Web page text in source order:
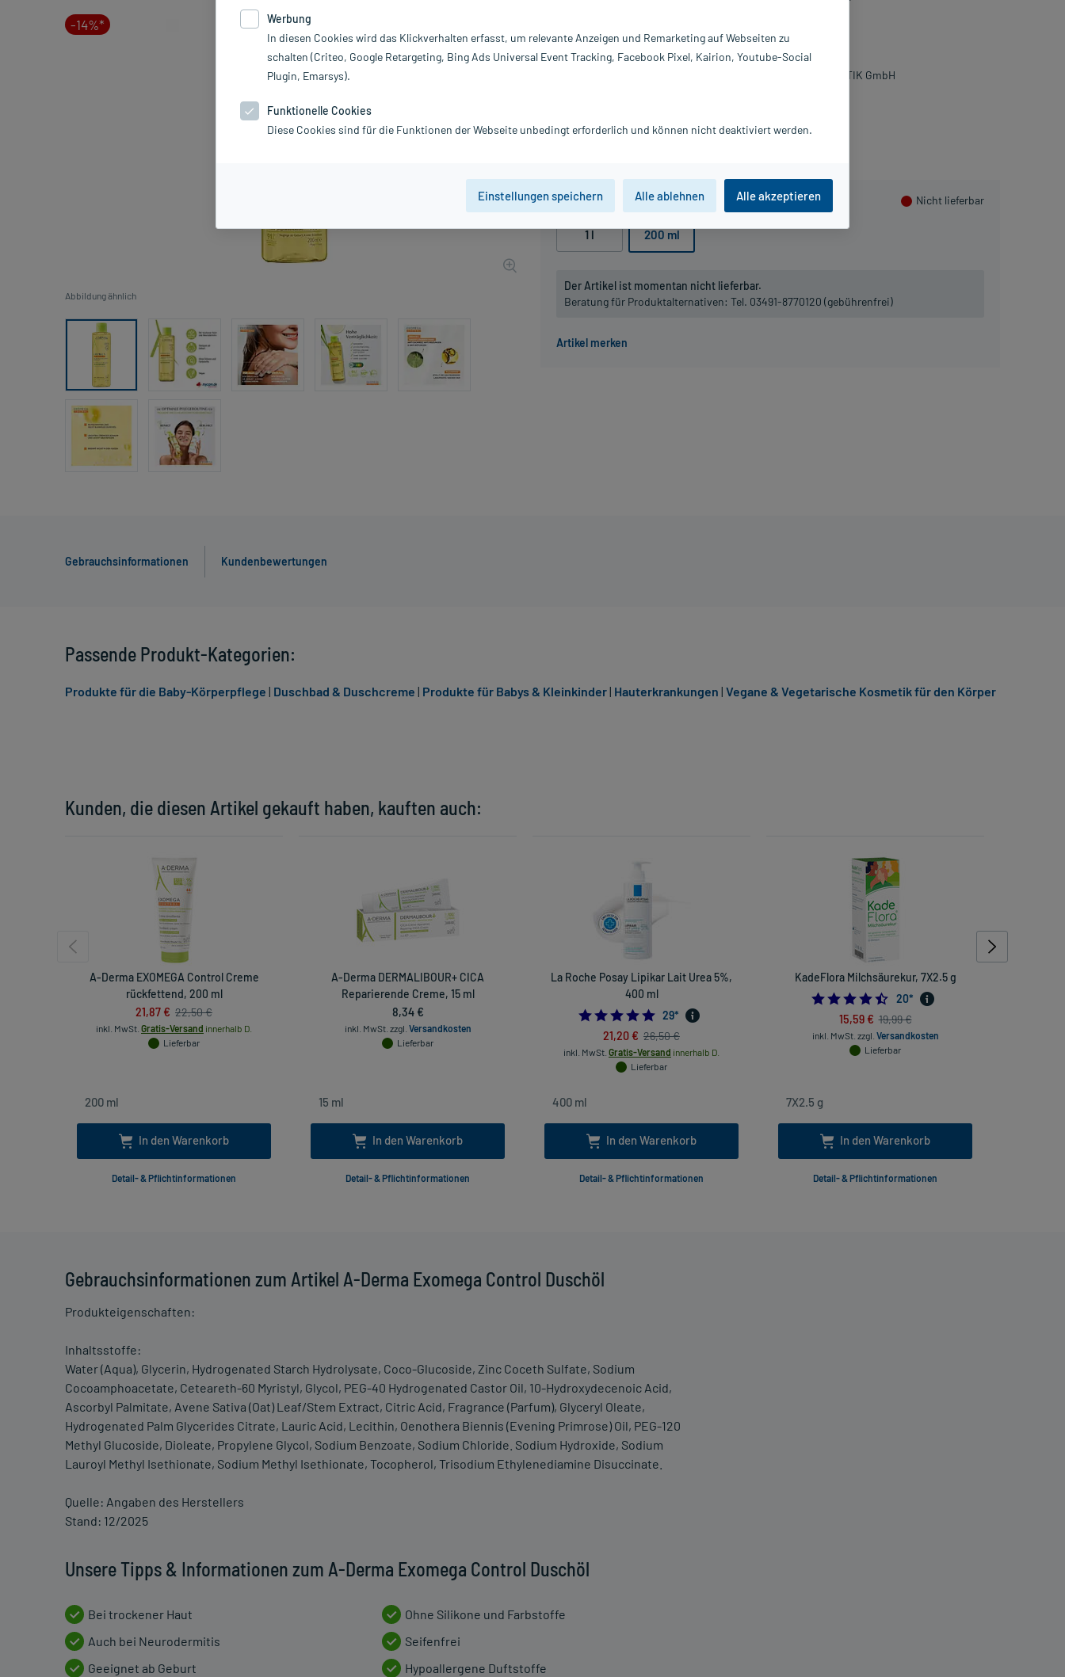
-14%*
Abbildung ähnlich
Packungseinheit Nicht lieferbar
1 l 200 ml
Der Artikel ist momentan nicht lieferbar.
Beratung für Produktalternativen: Tel. 03491-8770120 (gebührenfrei)
Inhalt:
200 ml
PZN:
18723644
PIERRE FABRE DERMO KOSMETIK GmbH
Gebrauchsinformationen Kundenbewertungen
Gebrauchsinformationen zum Artikel A-Derma Exomega Control Duschöl
Produkteigenschaften:
Inhaltsstoffe:
Water (Aqua), Glycerin, Hydrogenated Starch Hydrolysate, Coco-Glucoside, Zinc Coceth Sulfate, Sodium
Cocoamphoacetate, Ceteareth-60 Myristyl, Glycol, PEG-40 Hydrogenated Castor Oil, 10-Hydroxydecenoic Acid,
Ascorbyl Palmitate, Avene Sativa (Oat) Leaf/Stem Extract, Citric Acid, Fragrance (Parfum), Glyceryl Oleate,
Hydrogenated Palm Glycerides Citrate, Lauric Acid, Lecithin, Oenothera Biennis (Evening Primrose) Oil, PEG-120
Methyl Glucoside, Dioleate, Propylene Glycol, Sodium Benzoate, Sodium Chloride. Sodium Hydroxide, Sodium
Lauroyl Methyl Isethionate, Sodium Methyl Isethionate, Tocopherol, Trisodium Ethylenediamine Disuccinate.
Quelle: Angaben des Herstellers
Stand: 12/2025
Unsere Tipps & Informationen zum A-Derma Exomega Control Duschöl
Bei trockener Haut
Auch bei Neurodermitis
Geeignet ab Geburt
Ohne Silikone und Farbstoffe
Seifenfrei
Hypoallergene Duftstoffe
Kunden, die diesen Artikel gekauft haben, kauften auch:
A-Derma EXOMEGA Control Creme
rückfettend, 200 ml
21,87 € 22,50 €
inkl. MwSt. Gratis-Versand innerhalb D.
Lieferbar
In den Warenkorb
Detail- & Pflichtinformationen
A-Derma DERMALIBOUR+ CICA
Reparierende Creme, 15 ml
8,34 €
inkl. MwSt. zzgl. Versandkosten
Lieferbar
In den Warenkorb
Detail- & Pflichtinformationen
La Roche Posay Lipikar Lait Urea 5%,
400 ml
4.896551724137931
29*
21,20 € 26,50 €
inkl. MwSt. Gratis-Versand innerhalb D.
Lieferbar
In den Warenkorb
Detail- & Pflichtinformationen
KadeFlora Milchsäurekur, 7X2.5 g
4.45
20*
15,59 € 19,99 €
inkl. MwSt. zzgl. Versandkosten
Lieferbar
In den Warenkorb
Detail- & Pflichtinformationen
Passende Produkt-Kategorien:
Produkte für die Baby-Körperpflege | Duschbad & Duschcreme | Produkte für Babys & Kleinkinder| Hauterkrankungen | Vegane & Vegetarische Kosmetik für den Körper
Werbung
In diesen Cookies wird das Klickverhalten erfasst, um relevante Anzeigen und Remarketing auf Webseiten zu
schalten (Criteo, Google Retargeting, Bing Ads Universal Event Tracking, Facebook Pixel, Kairion, Youtube-Social
Plugin, Emarsys).
Funktionelle Cookies
Diese Cookies sind für die Funktionen der Webseite unbedingt erforderlich und können nicht deaktiviert werden.
Einstellungen speichern Alle ablehnen Alle akzeptieren